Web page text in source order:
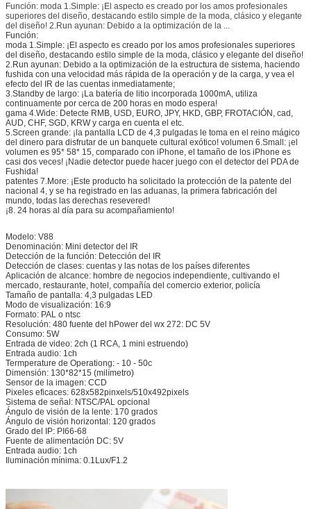
Función: moda 1.Simple: ¡El aspecto es creado por los amos profesionales
superiores del diseño, destacando estilo simple de la moda, clásico y elegante
del diseño! 2.Run ayunan: Debido a la optimización de la ...
Función:
moda 1.Simple: ¡El aspecto es creado por los amos profesionales superiores
del diseño, destacando estilo simple de la moda, clásico y elegante del diseño!
2.Run ayunan: Debido a la optimización de la estructura de sistema, haciendo
fushida con una velocidad más rápida de la operación y de la carga, y vea el
efecto del IR de las cuentas inmediatamente;
3.Standby de largo: ¡La batería de litio incorporada 1000mA, utiliza
continuamente por cerca de 200 horas en modo espera!
gama 4.Wide: Detecte RMB, USD, EURO, JPY, HKD, GBP, FROTACIÓN, cad,
AUD, CHF, SGD, KRW y carga en cuenta el etc.
5.Screen grande: ¡la pantalla LCD de 4,3 pulgadas le toma en el reino mágico
del dinero para disfrutar de un banquete cultural exótico! volumen 6.Small: ¡el
volumen es 95* 58* 15, comparado con iPhone, el tamaño de los iPhone es
casi dos veces! ¡Nadie detector puede hacer juego con el detector del PDA de
Fushida!
patentes 7.More: ¡Este producto ha solicitado la protección de la patente del
nacional 4, y se ha registrado en las aduanas, la primera fabricación del
mundo, todas las derechas resevered!
¡8. 24 horas al día para su acompañamiento!
Modelo: V88
Denominación: Mini detector del IR
Detección de la función: Detección del IR
Detección de clases: cuentas y las notas de los países diferentes
Aplicación de alcance: hombre de negocios independiente, cultivando el
mercado, restaurante, hotel, compañía del comercio exterior, policía
Tamaño de pantalla: 4,3 pulgadas LED
Modo de visualización: 16:9
Formato: PAL o ntsc
Resolución: 480 fuente del hPower del wx 272: DC 5V
Consumo: 5W
Entrada de video: 2ch (1 RCA, 1 mini estruendo)
Entrada audio: 1ch
Termperature de Operationg: - 10 - 50c
Dimensión: 130*82*15 (milímetro)
Sensor de la imagen: CCD
Pixeles eficaces: 628x582pinxels/510x492pixels
Sistema de señal: NTSC/PAL opcional
Ángulo de visión de la lente: 170 grados
Ángulo de visión horizontal: 120 grados
Grado del IP: PI66-68
Fuente de alimentación DC: 5V
Entrada audio: 1ch
Iluminación mínima: 0.1Lux/F1.2